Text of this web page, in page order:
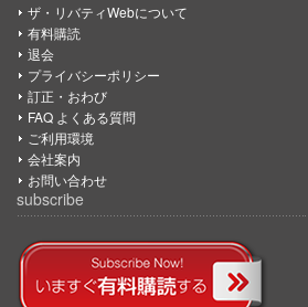
ザ・リバティWebについて
有料購読
退会
プライバシーポリシー
訂正・おわび
FAQ よくある質問
ご利用環境
会社案内
お問い合わせ
subscribe